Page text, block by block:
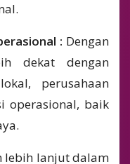
: Dengan
dekat dengan
perusahaan
operasional, baik
lebih lanjut dalam